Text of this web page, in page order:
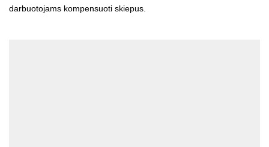
darbuotojams kompensuoti skiepus.